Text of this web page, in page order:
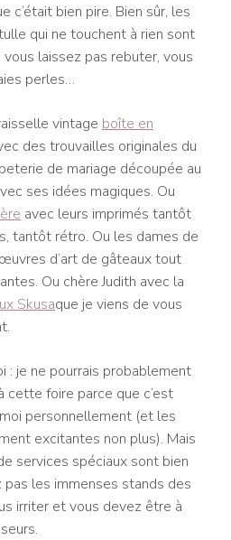
c’était bien pire. Bien sûr, les
qui ne touchent à rien sont
vous laissez pas rebuter, vous
perles…
vintage boîte en
des trouvailles originales du
de mariage découpée au
ses idées magiques. Ou
avec leurs imprimés tantôt
tantôt rétro. Ou les dames de
d’art de gâteaux tout
Ou chère Judith avec la
Skusaque je viens de vous
: je ne pourrais probablement
cette foire parce que c’est
personnellement (et les
excitantes non plus). Mais
services spéciaux sont bien
les immenses stands des
irriter et vous devez être à